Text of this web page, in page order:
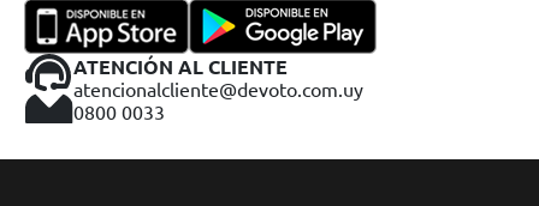
ATENCIÓN AL CLIENTE
atencionalcliente@devoto.com.uy
0800 0033